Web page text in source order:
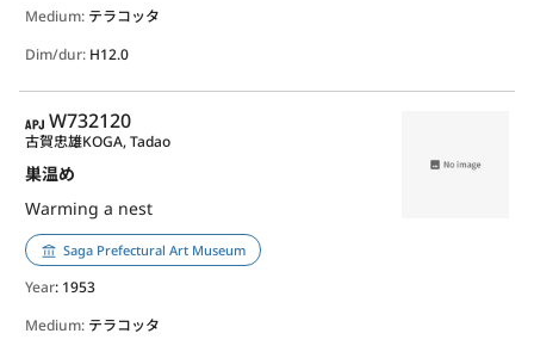
Medium: テラコッタ
Dim/dur: H12.0
APJ
W732120
巣温め
Warming a nest
古賀忠雄KOGA, Tadao
Saga Prefectural Art Museum
Year: 1953
Medium: テラコッタ